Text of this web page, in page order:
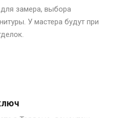
замера, выбора
У мастера будут при